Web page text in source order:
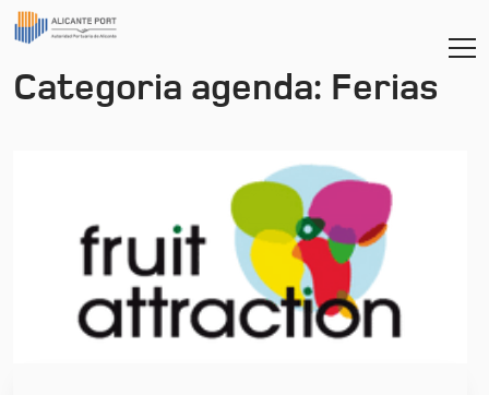
Categoria agenda: Ferias